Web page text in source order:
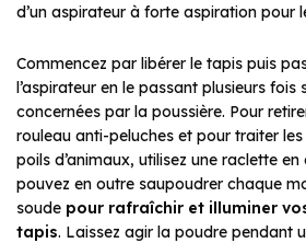
d’un aspirateur à forte aspiration pour
Commencez par libérer le tapis puis
l’aspirateur en le passant plusieurs fois
concernées par la poussière. Pour
rouleau anti-peluches et pour traiter
poils d’animaux, utilisez une raclette
pouvez en outre saupoudrer chaque
soude pour rafraîchir et illuminer
tapis. Laissez agir la poudre pendant